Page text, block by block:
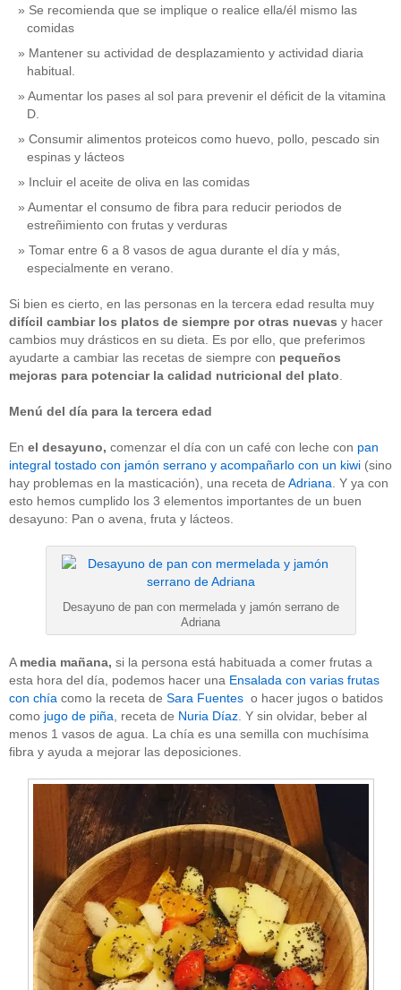
Se recomienda que se implique o realice ella/él mismo las
comidas
Mantener su actividad de desplazamiento y actividad diaria
habitual.
Aumentar los pases al sol para prevenir el déficit de la vitamina
D.
Consumir alimentos proteicos como huevo, pollo, pescado sin
espinas y lácteos
Incluir el aceite de oliva en las comidas
Aumentar el consumo de fibra para reducir periodos de
estreñimiento con frutas y verduras
Tomar entre 6 a 8 vasos de agua durante el día y más,
especialmente en verano.
Si bien es cierto, en las personas en la tercera edad resulta muy
difícil cambiar los platos de siempre por otras nuevas y hacer
cambios muy drásticos en su dieta. Es por ello, que preferimos
ayudarte a cambiar las recetas de siempre con pequeños
mejoras para potenciar la calidad nutricional del plato
Menú del día para la tercera edad
En el desayuno, comenzar el día con un café con leche con pan
integral tostado con jamón serrano y acompañarlo con un kiwi (sino
hay problemas en la masticación), una receta de Adriana . Y ya con
esto hemos cumplido los 3 elementos importantes de un buen
desayuno: Pan o avena, fruta y lácteos.
Desayuno de pan con mermelada y jamón serrano de
Adriana
A media mañana, si la persona está habituada a comer frutas a
esta hora del día, podemos hacer una Ensalada con varias frutas
con chía como la receta de Sara Fuentes o hacer jugos o batidos
como jugo de piña , receta de Nuria Díaz . Y sin olvidar, beber al
menos 1 vasos de agua. La chía es una semilla con muchísima
fibra y ayuda a mejorar las deposiciones.